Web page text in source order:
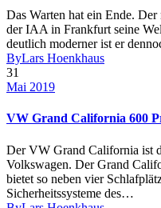
Das Warten hat ein Ende.
der IAA in Frankfurt seine
deutlich moderner ist er
ByLars Hoenkhaus
31
Mai 2019
VW Grand California 600
Der VW Grand California ist
Volkswagen. Der Grand
bietet so neben vier
Sicherheitssysteme des…